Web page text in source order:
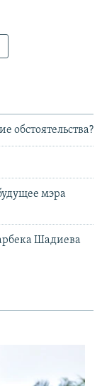
обстоятельства?
мэра
Шадиева